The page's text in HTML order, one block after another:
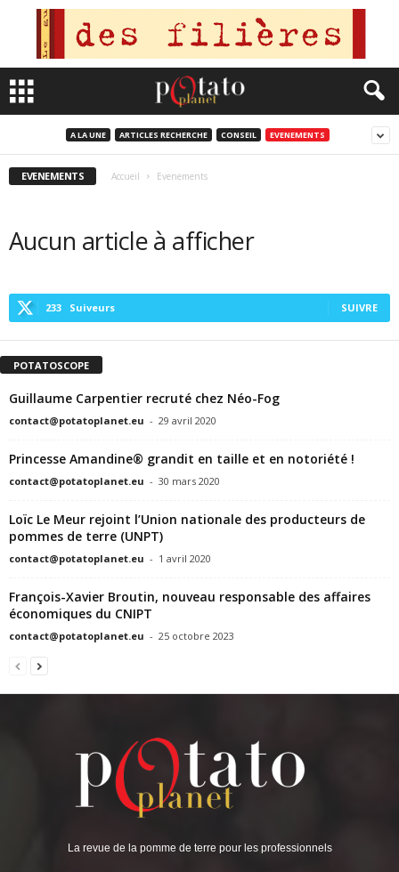
A LA UNE ARTICLES RECHERCHE CONSEIL EVENEMENTS
EVENEMENTS Accueil Evenements
Aucun article à afficher
233 Suiveurs SUIVRE
POTATOSCOPE
Guillaume Carpentier recruté chez Néo-Fog
contact@potatoplanet.eu - 29 avril 2020
Princesse Amandine® grandit en taille et en notoriété !
contact@potatoplanet.eu - 30 mars 2020
Loïc Le Meur rejoint l’Union nationale des producteurs de
pommes de terre (UNPT)
contact@potatoplanet.eu - 1 avril 2020
François-Xavier Broutin, nouveau responsable des affaires
économiques du CNIPT
contact@potatoplanet.eu - 25 octobre 2023
La revue de la pomme de terre pour les professionnels